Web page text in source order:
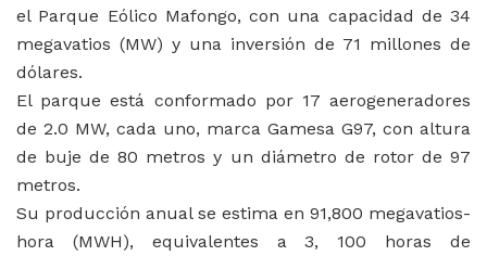
el Parque Eólico Mafongo, con una capacidad de 34
megavatios (MW) y una inversión de 71 millones de
dólares.
El parque está conformado por 17 aerogeneradores
de 2.0 MW, cada uno, marca Gamesa G97, con altura
de buje de 80 metros y un diámetro de rotor de 97
metros.
Su producción anual se estima en 91,800 megavatios-
hora (MWH), equivalentes a 3, 100 horas de